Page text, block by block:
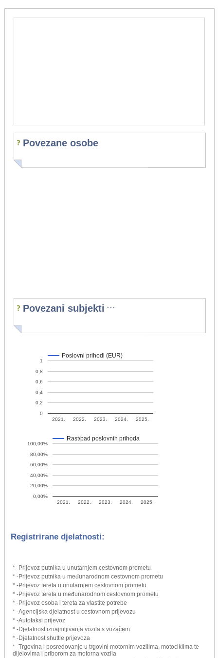
Povezane osobe
Povezani subjekti ...
Poslovni prihodi (EUR)
2021. 2022. 2023. 2024. 2025.
0
0,2
0,4
0,6
0,8
1
Rast/pad poslovnih prihoda
2021. 2022. 2023. 2024. 2025.
0,00%
20,00%
40,00%
60,00%
80,00%
100,00%
Registrirane djelatnosti:
* -Prijevoz putnika u unutarnjem cestovnom prometu
* -Prijevoz putnika u međunarodnom cestovnom prometu
* -Prijevoz tereta u unutarnjem cestovnom prometu
* -Prijevoz tereta u međunarodnom cestovnom prometu
* -Prijevoz osoba i tereta za vlastite potrebe
* -Agencijska djelatnost u cestovnom prijevozu
* -Autotaksi prijevoz
* -Djelatnost iznajmljivanja vozila s vozačem
* -Djelatnost shuttle prijevoza
* -Trgovina i posredovanje u trgovini motornim vozilima, motociklima te
dijelovima i priborom za motorna vozila